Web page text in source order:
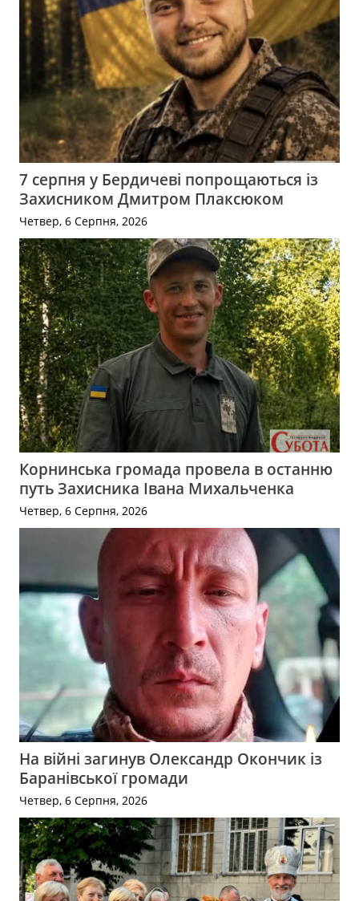
7 серпня у Бердичеві попрощаються із
Захисником Дмитром Плаксюком
Четвер, 6 Серпня, 2026
Корнинська громада провела в останню
путь Захисника Івана Михальченка
Четвер, 6 Серпня, 2026
На війні загинув Олександр Окончик із
Баранівської громади
Четвер, 6 Серпня, 2026